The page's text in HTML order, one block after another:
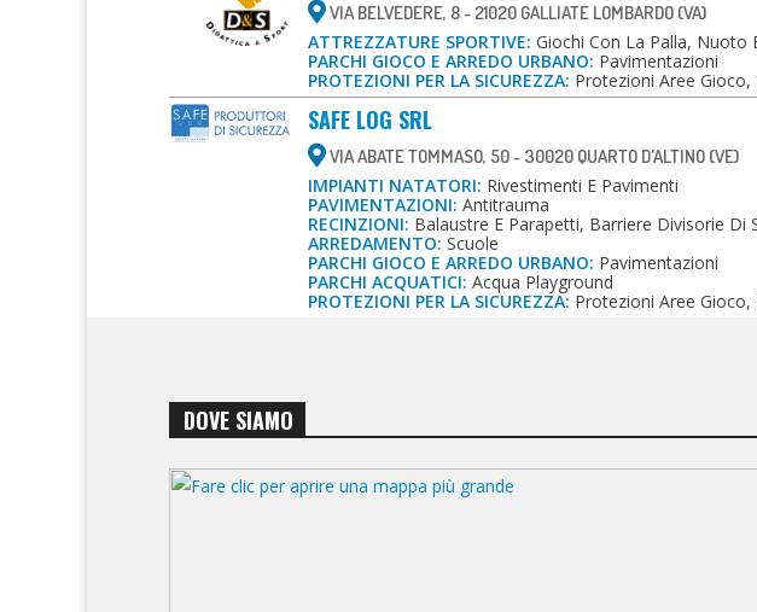
VIA BELVEDERE, 8 - 21020 GALLIATE LOMBARDO (VA)
ATTREZZATURE SPORTIVE: Giochi Con La Palla, Nuoto
PARCHI GIOCO E ARREDO URBANO: Pavimentazioni
PROTEZIONI PER LA SICUREZZA: Protezioni Aree
SAFE LOG SRL
VIA ABATE TOMMASO, 50 - 30020 QUARTO D'ALTINO (VE)
IMPIANTI NATATORI: Rivestimenti E Pavimenti
PAVIMENTAZIONI: Antitrauma
RECINZIONI: Balaustre E Parapetti, Barriere Divisorie Di
ARREDAMENTO: Scuole
PARCHI GIOCO E ARREDO URBANO: Pavimentazioni
PARCHI ACQUATICI: Acqua Playground
PROTEZIONI PER LA SICUREZZA: Protezioni Aree
DOVE SIAMO